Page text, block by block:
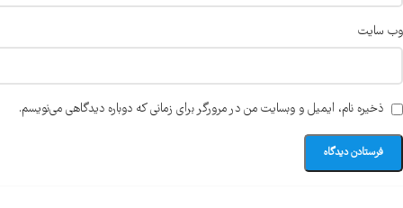
وب‌ سایت
ذخیره نام، ایمیل و وبسایت من در مرورگر برای زمانی که دوباره دیدگاهی می‌نویسم.